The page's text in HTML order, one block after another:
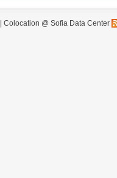
Colocation @ Sofia Data Center